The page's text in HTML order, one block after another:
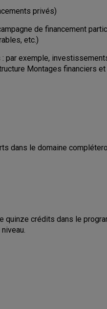
privés)
de financement
etc.)
par exemple,
Montages financiers
dans le domaine
quinze crédits dans le